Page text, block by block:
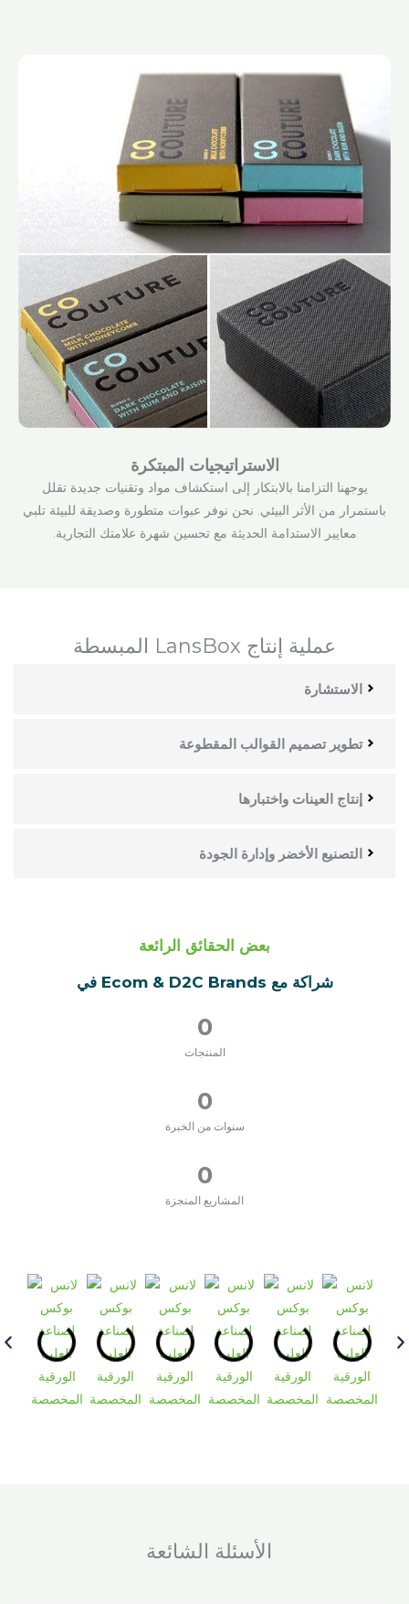
الاستراتيجيات المبتكرة
يوجهنا التزامنا بالابتكار إلى استكشاف مواد وتقنيات جديدة تقلل
باستمرار من الأثر البيئي. نحن نوفر عبوات متطورة وصديقة للبيئة تلبي
معايير الاستدامة الحديثة مع تحسين شهرة علامتك التجارية.
عملية إنتاج LansBox المبسطة
الاستشارة
تطوير تصميم القوالب المقطوعة
إنتاج العينات واختبارها
التصنيع الأخضر وإدارة الجودة
بعض الحقائق الرائعة
شراكة مع Ecom & D2C Brands في
المنتجات
0
سنوات من الخبرة
0
المشاريع المنجزة
0
الأسئلة الشائعة